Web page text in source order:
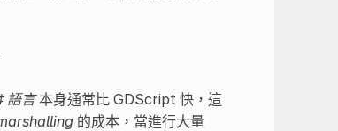
語言本身通常比 GDScript 快，這
的成本，當進行大量